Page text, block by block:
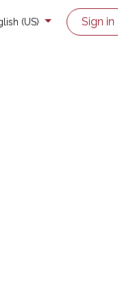
Enviar un ticket
(US) Sign in